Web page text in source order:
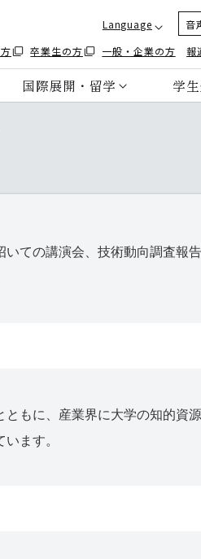
Language
音
卒業生の方 一般・企業の方 報
国際展開・留学 学
ての講演会、技術動向調査報告
もに、産業界に大学の知的資
ます。